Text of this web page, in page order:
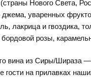
Нового Света,
джема, уваренных
лакрица и гвоздика,
розы,
вина из Сиры/Шираза
гости на прилавках